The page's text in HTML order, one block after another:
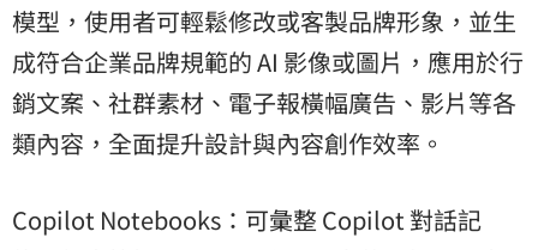
模型，使用者可輕鬆修改或客製品牌形象，並生
成符合企業品牌規範的 AI 影像或圖片，應用於行
銷文案、社群素材、電子報橫幅廣告、影片等各
類內容，全面提升設計與內容創作效率。
Copilot Notebooks：可彙整 Copilot 對話記